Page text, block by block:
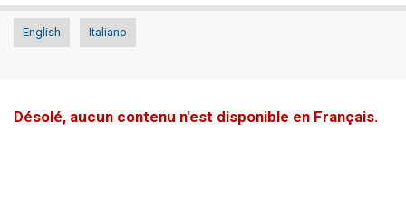
English Italiano
Désolé, aucun contenu n'est disponible en Français.